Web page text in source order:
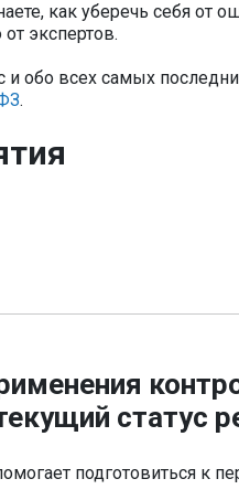
как уберечь себя от
экспертов.
обо всех самых
.
статус
подготовиться к